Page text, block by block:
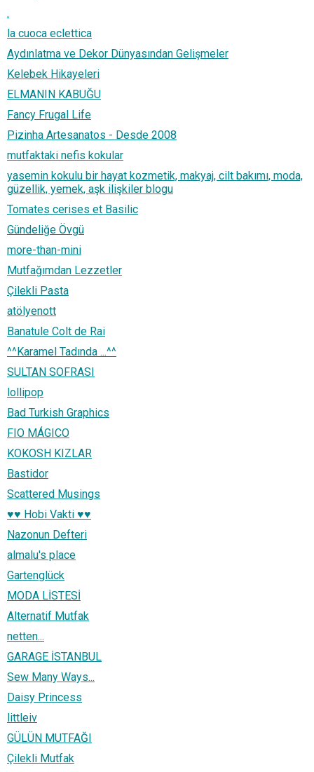
.
la cuoca eclettica
Aydınlatma ve Dekor Dünyasından Gelişmeler
Kelebek Hikayeleri
ELMANIN KABUĞU
Fancy Frugal Life
Pizinha Artesanatos - Desde 2008
mutfaktaki nefis kokular
yasemin kokulu bir hayat kozmetik, makyaj, cilt bakımı, moda,
güzellik, yemek, aşk ilişkiler blogu
Tomates cerises et Basilic
Gündeliğe Övgü
more-than-mini
Mutfağımdan Lezzetler
Çilekli Pasta
atölyenott
Banatule Colt de Rai
^^Karamel Tadında ...^^
SULTAN SOFRASI
lollipop
Bad Turkish Graphics
FIO MÁGICO
KOKOSH KIZLAR
Bastidor
Scattered Musings
♥♥ Hobi Vakti ♥♥
Nazonun Defteri
almalu's place
Gartenglück
MODA LİSTESİ
Alternatif Mutfak
netten...
GARAGE İSTANBUL
Sew Many Ways...
Daisy Princess
littleiv
GÜLÜN MUTFAĞI
Çilekli Mutfak